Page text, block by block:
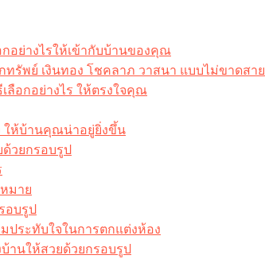
อย่างไรให้เข้ากับบ้านของคุณ
ทรัพย์ เงินทอง โชคลาภ วาสนา แบบไม่ขาดสาย
ลือกอย่างไร ให้ตรงใจคุณ
ให้บ้านคุณน่าอยู่ยิ่งขึ้น
ด้วยกรอบรูป
มาย
อบรูป
ประทับใจในการตกแต่งห้อง
านให้สวยด้วยกรอบรูป